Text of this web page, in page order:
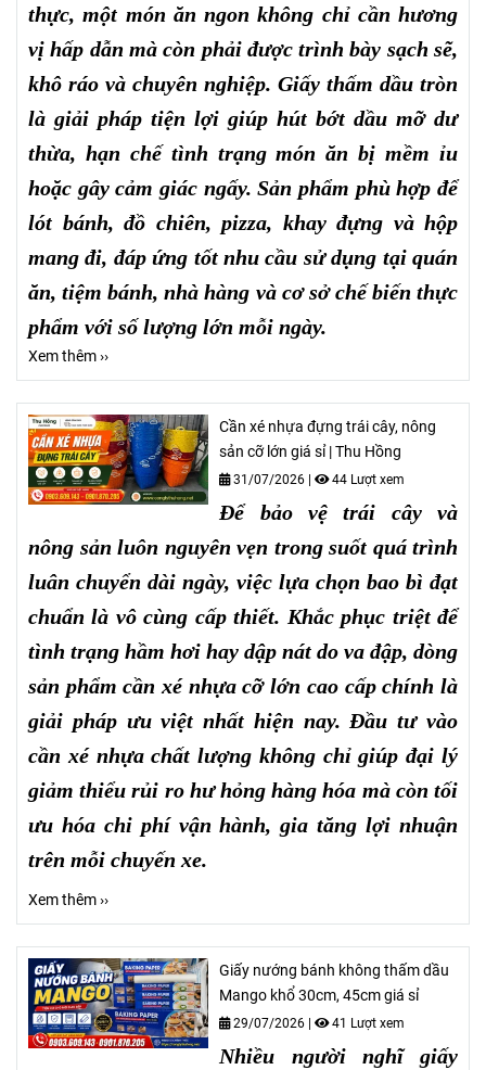
thực, một món ăn ngon không chỉ cần hương
vị hấp dẫn mà còn phải được trình bày sạch sẽ,
khô ráo và chuyên nghiệp. Giấy thấm dầu tròn
là giải pháp tiện lợi giúp hút bớt dầu mỡ dư
thừa, hạn chế tình trạng món ăn bị mềm ỉu
hoặc gây cảm giác ngấy. Sản phẩm phù hợp để
lót bánh, đồ chiên, pizza, khay đựng và hộp
mang đi, đáp ứng tốt nhu cầu sử dụng tại quán
ăn, tiệm bánh, nhà hàng và cơ sở chế biến thực
phẩm với số lượng lớn mỗi ngày.
Xem thêm ››
Cần xé nhựa đựng trái cây, nông
sản cỡ lớn giá sỉ | Thu Hồng
31/07/2026 | 44 Lượt xem
Để bảo vệ trái cây và
nông sản luôn nguyên vẹn trong suốt quá trình
luân chuyển dài ngày, việc lựa chọn bao bì đạt
chuẩn là vô cùng cấp thiết. Khắc phục triệt để
tình trạng hầm hơi hay dập nát do va đập, dòng
sản phẩm cần xé nhựa cỡ lớn cao cấp chính là
giải pháp ưu việt nhất hiện nay. Đầu tư vào
cần xé nhựa chất lượng không chỉ giúp đại lý
giảm thiểu rủi ro hư hỏng hàng hóa mà còn tối
ưu hóa chi phí vận hành, gia tăng lợi nhuận
trên mỗi chuyến xe.
Xem thêm ››
Giấy nướng bánh không thấm dầu
Mango khổ 30cm, 45cm giá sỉ
29/07/2026 | 41 Lượt xem
Nhiều người nghĩ giấy